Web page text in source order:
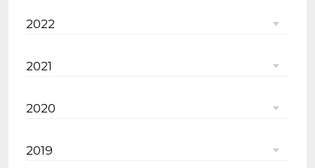
2022
2021
2020
2019